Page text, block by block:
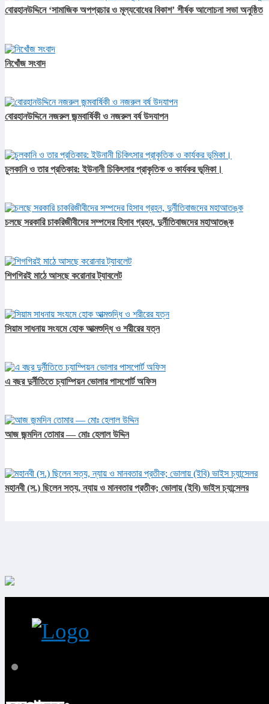
বোরহানউদ্দিনে ‘সামাজিক অপপ্রচার ও মূল্যবোধের বিকাশ’ শীর্ষক আলোচনা সভা অনুষ্ঠিত
নিখোঁজ সংবাদ
বোরহানউদ্দিনে নজরুল জন্মবার্ষিকী ও নজরুল বর্ষ উদযাপন
চুলকানি ও তার প্রতিকার: ইউনানী চিকিৎসার প্রাকৃতিক ও কার্যকর ভূমিকা।
চলছে সরকারি চাকরিজীবীদের সম্পদের হিসাব গ্রহন, দুর্নীতিবাজদের মহাআতঙ্ক
শিগগিরই মাঠে আসছে করোনার ট্যাবলেট
সিয়াম সাধনায় সংযমে হোক আত্মশুদ্ধি ও শরীরের যত্ন
এ বছর দুর্নীতিতে চ্যাম্পিয়ন ভোলার পাসপোর্ট অফিস
আজ জন্মদিন তোমার — মোঃ হেলাল উদ্দিন
মহানবী (স.) ছিলেন সত্য, ন্যায় ও মানবতার প্রতীক; ভোলায় (ইবি) ভাইস চ্যান্সেলর